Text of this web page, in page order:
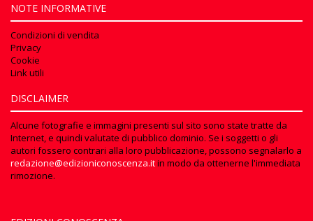
NOTE INFORMATIVE
Condizioni di vendita
Privacy
Cookie
Link utili
DISCLAIMER
Alcune fotografie e immagini presenti sul sito sono state tratte da
Internet, e quindi valutate di pubblico dominio. Se i soggetti o gli
autori fossero contrari alla loro pubblicazione, possono segnalarlo a
redazione@edizioniconoscenza.itin modo da ottenerne l'immediata
rimozione.